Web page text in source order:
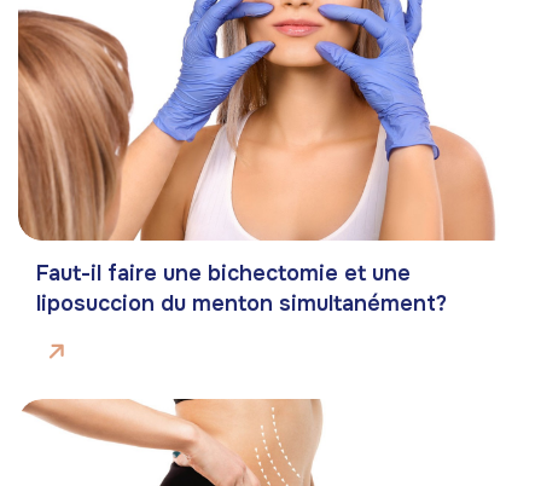
Faut-il faire une bichectomie et une
liposuccion du menton simultanément?